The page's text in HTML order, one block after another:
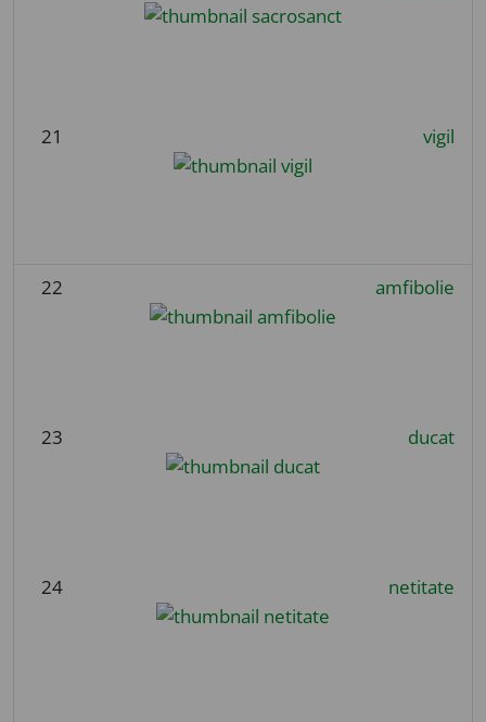
21 vigil
22 amfibolie
23 ducat
24 netitate